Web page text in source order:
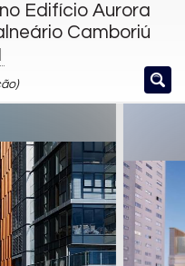
Edifício Aurora
Camboriú